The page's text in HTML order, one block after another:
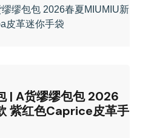
| A货缪缪包包 2026
紫红色Caprice皮革手